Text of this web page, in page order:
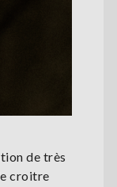
de très
croitre